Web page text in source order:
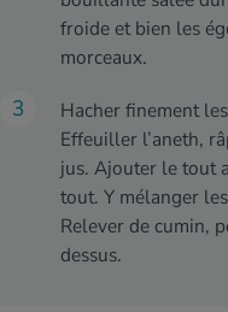
froide et bien les
morceaux.
Hacher finement
Effeuiller l’aneth,
jus. Ajouter le tout
tout. Y mélanger
Relever de cumin,
dessus.